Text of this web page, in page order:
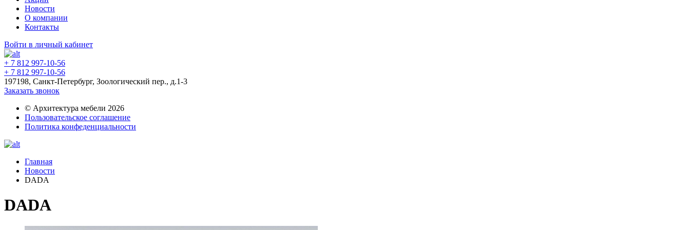
Новости
О компании
Контакты
Войти в личный кабинет
+ 7 812 997-10-56
+ 7 812 997-10-56
197198, Санкт-Петербург, Зоологический пер., д.1-3
Заказать звонок
© Архитектура мебели 2026
Пользовательское соглашение
Политика конфеденциальности
Главная
Новости
DADA
DADA